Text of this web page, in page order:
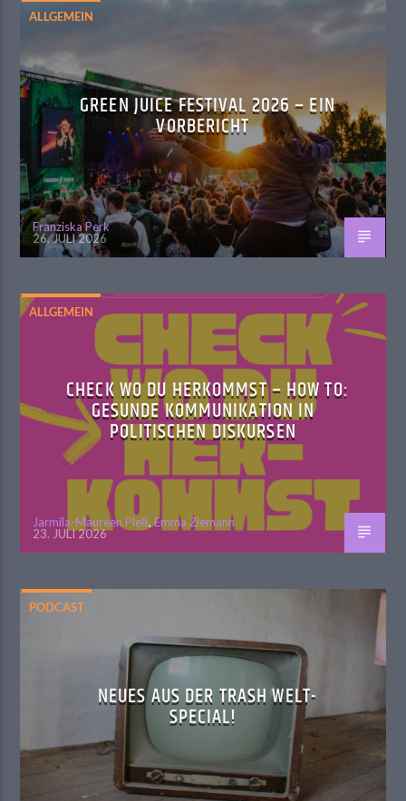
ALLGEMEIN
GREEN JUICE FESTIVAL 2026 – EIN
VORBERICHT
Franziska Perk
26. JULI 2026
ALLGEMEIN
CHECK WO DU HERKOMMST – HOW TO:
GESUNDE KOMMUNIKATION IN
POLITISCHEN DISKURSEN
Jarmila-Maureen Pleß,Emma Ziemann
23. JULI 2026
PODCAST
NEUES AUS DER TRASH WELT-
SPECIAL!